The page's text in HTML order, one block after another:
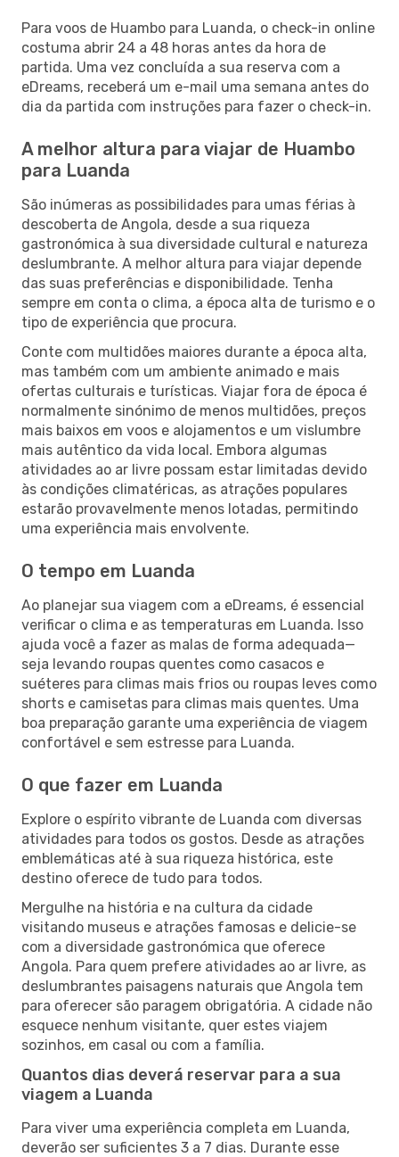
Para voos de Huambo para Luanda, o check-in online
costuma abrir 24 a 48 horas antes da hora de
partida. Uma vez concluída a sua reserva com a
eDreams, receberá um e-mail uma semana antes do
dia da partida com instruções para fazer o check-in.
A melhor altura para viajar de Huambo
para Luanda
São inúmeras as possibilidades para umas férias à
descoberta de Angola, desde a sua riqueza
gastronómica à sua diversidade cultural e natureza
deslumbrante. A melhor altura para viajar depende
das suas preferências e disponibilidade. Tenha
sempre em conta o clima, a época alta de turismo e o
tipo de experiência que procura.
Conte com multidões maiores durante a época alta,
mas também com um ambiente animado e mais
ofertas culturais e turísticas. Viajar fora de época é
normalmente sinónimo de menos multidões, preços
mais baixos em voos e alojamentos e um vislumbre
mais autêntico da vida local. Embora algumas
atividades ao ar livre possam estar limitadas devido
às condições climatéricas, as atrações populares
estarão provavelmente menos lotadas, permitindo
uma experiência mais envolvente.
O tempo em Luanda
Ao planejar sua viagem com a eDreams, é essencial
verificar o clima e as temperaturas em Luanda. Isso
ajuda você a fazer as malas de forma adequada—
seja levando roupas quentes como casacos e
suéteres para climas mais frios ou roupas leves como
shorts e camisetas para climas mais quentes. Uma
boa preparação garante uma experiência de viagem
confortável e sem estresse para Luanda.
O que fazer em Luanda
Explore o espírito vibrante de Luanda com diversas
atividades para todos os gostos. Desde as atrações
emblemáticas até à sua riqueza histórica, este
destino oferece de tudo para todos.
Mergulhe na história e na cultura da cidade
visitando museus e atrações famosas e delicie-se
com a diversidade gastronómica que oferece
Angola. Para quem prefere atividades ao ar livre, as
deslumbrantes paisagens naturais que Angola tem
para oferecer são paragem obrigatória. A cidade não
esquece nenhum visitante, quer estes viajem
sozinhos, em casal ou com a família.
Quantos dias deverá reservar para a sua
viagem a Luanda
Para viver uma experiência completa em Luanda,
deverão ser suficientes 3 a 7 dias. Durante esse